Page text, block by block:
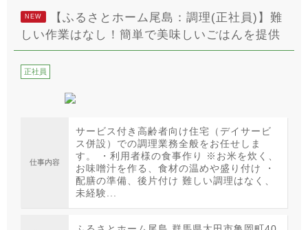
NEW
【ふるさとホーム尾島：調理(正社員)】難
しい作業はなし！簡単で美味しいごはんを提供
正社員
仕事内容
サービス付き高齢者向け住宅（デイサービ
ス併設）での調理業務全般をお任せしま
す。 ・利用者様の食事作り ※お米を炊く、
お味噌汁を作る、食材の温めや盛り付け ・
配膳の準備、後片付け 難しい調理はなく、
未経験...